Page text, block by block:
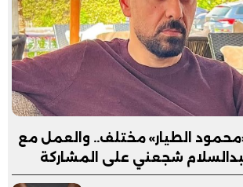
«محمود الطيار» مختلف.. والعمل مع
شجعني على المشاركة